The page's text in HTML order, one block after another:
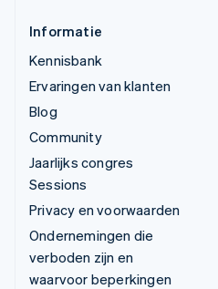
Informatie
Kennisbank
Ervaringen van klanten
Blog
Community
Jaarlijks congres
Sessions
Privacy en voorwaarden
Ondernemingen die
verboden zijn en
waarvoor beperkingen